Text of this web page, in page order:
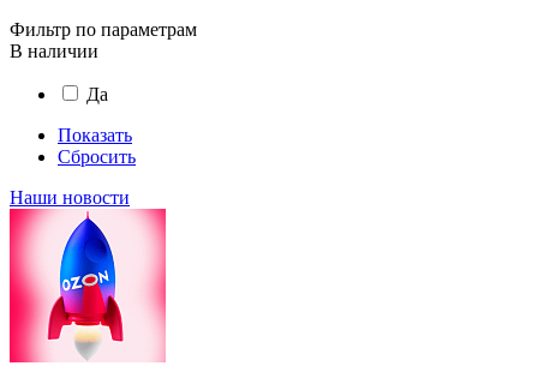
Фильтр по параметрам
В наличии
Да
Показать
Сбросить
Наши новости